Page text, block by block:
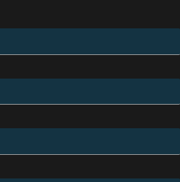
体积，同时可选配工业相机实现粒度